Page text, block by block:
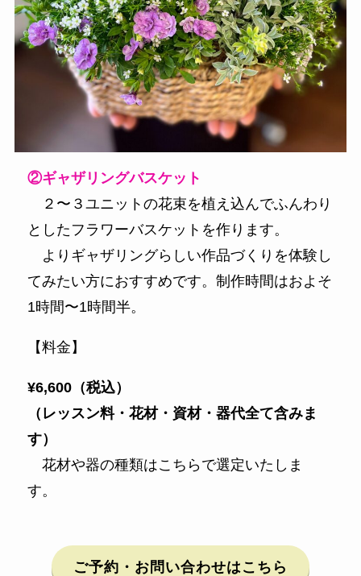
②ギャザリングバスケット
２〜３ユニットの花束を植え込んでふんわり
としたフラワーバスケットを作ります。
よりギャザリングらしい作品づくりを体験し
てみたい方におすすめです。制作時間はおよそ
1時間〜1時間半。
【料金】
¥6,600（税込）
（レッスン料・花材・資材・器代全て含みま
す）
花材や器の種類はこちらで選定いたしま
す。
ご予約・お問い合わせはこちら